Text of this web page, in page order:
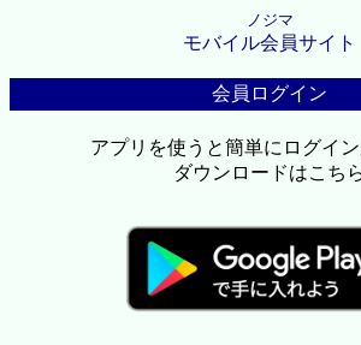
ノジマ
モバイル会員サイト
会員ログイン
アプリを使うと簡単にログイ
ダウンロードはこち